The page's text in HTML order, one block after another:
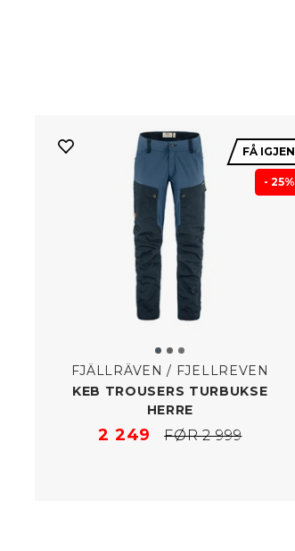
FÅ IGJEN
- 25%
FJÄLLRÄVEN / FJELLREVEN
KEB TROUSERS TURBUKSE
HERRE
2 249 FØR 2 999